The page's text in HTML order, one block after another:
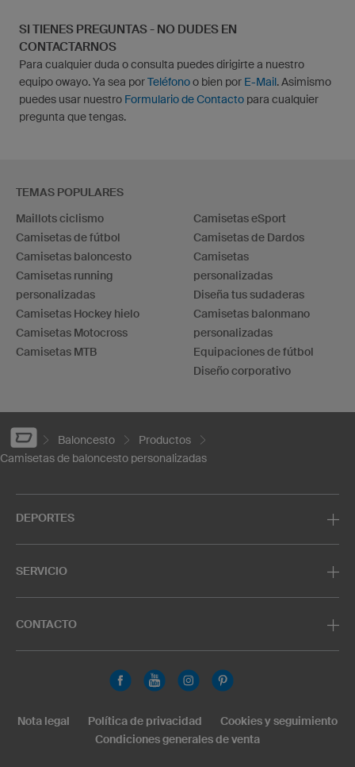
SI TIENES PREGUNTAS - NO DUDES EN
CONTACTARNOS
Para cualquier duda o consulta puedes dirigirte a nuestro
equipo owayo. Ya sea porTeléfonoo bien por E-Mail. Asimismo
puedes usar nuestro Formulario de Contacto para cualquier
pregunta que tengas.
TEMAS POPULARES
Maillots ciclismo
Camisetas de fútbol
Camisetas baloncesto
Camisetas running
personalizadas
Camisetas Hockey hielo
Camisetas Motocross
Camisetas MTB
Camisetas eSport
Camisetas de Dardos
Camisetas
personalizadas
Diseña tus sudaderas
Camisetas balonmano
personalizadas
Equipaciones de fútbol
Diseño corporativo
Baloncesto
Productos
Camisetas de baloncesto personalizadas
DEPORTES
SERVICIO
CONTACTO
Nota legal Política de privacidad
Cookies y seguimiento
Condiciones generales de venta